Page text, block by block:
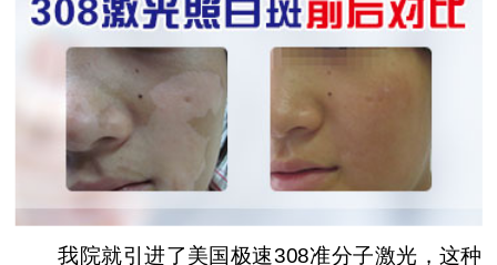
我院就引进了美国极速308准分子激光，这种